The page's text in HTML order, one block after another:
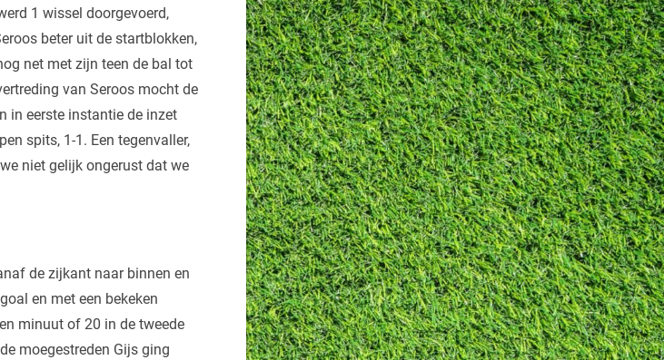
1 wissel doorgevoerd,
beter uit de startblokken,
net met zijn teen de bal tot
van Seroos mocht de
in eerste instantie de inzet
spits, 1-1. Een tegenvaller,
niet gelijk ongerust dat we
de zijkant naar binnen en
en met een bekeken
minuut of 20 in de tweede
moegestreden Gijs ging